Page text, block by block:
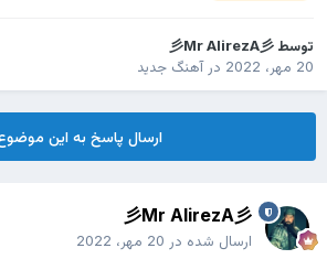
توسط 彡Mr AlirezA彡
20 مهر، 2022
در آهنگ جدید
ارسال پاسخ به این موضوع
彡Mr AlirezA彡
ارسال شده در 20 مهر، 2022